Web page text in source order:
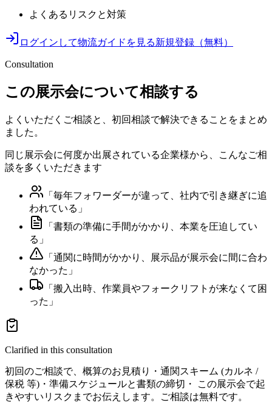
よくあるリスクと対策
ログインして物流ガイドを見る新規登録（無料）
Consultation
この展示会について相談する
よくいただくご相談と、初回相談で解決できることをまとめ
ました。
同じ展示会に何度か出展されている企業様から、こんなご相
談を多くいただきます
「 毎年フォワーダーが違って、社内で引き継ぎに追
われている 」
「 書類の準備に手間がかかり、本業を圧迫してい
る 」
「 通関に時間がかかり、展示品が展示会に間に合わ
なかった 」
「 搬入出時、作業員やフォークリフトが来なくて困
った 」
Clarified in this consultation
初回のご相談で、概算のお見積り・通関スキーム (カルネ /
保税 等)・準備スケジュールと書類の締切・ この展示会で起
きやすいリスクまでお伝えします。ご相談は無料です。